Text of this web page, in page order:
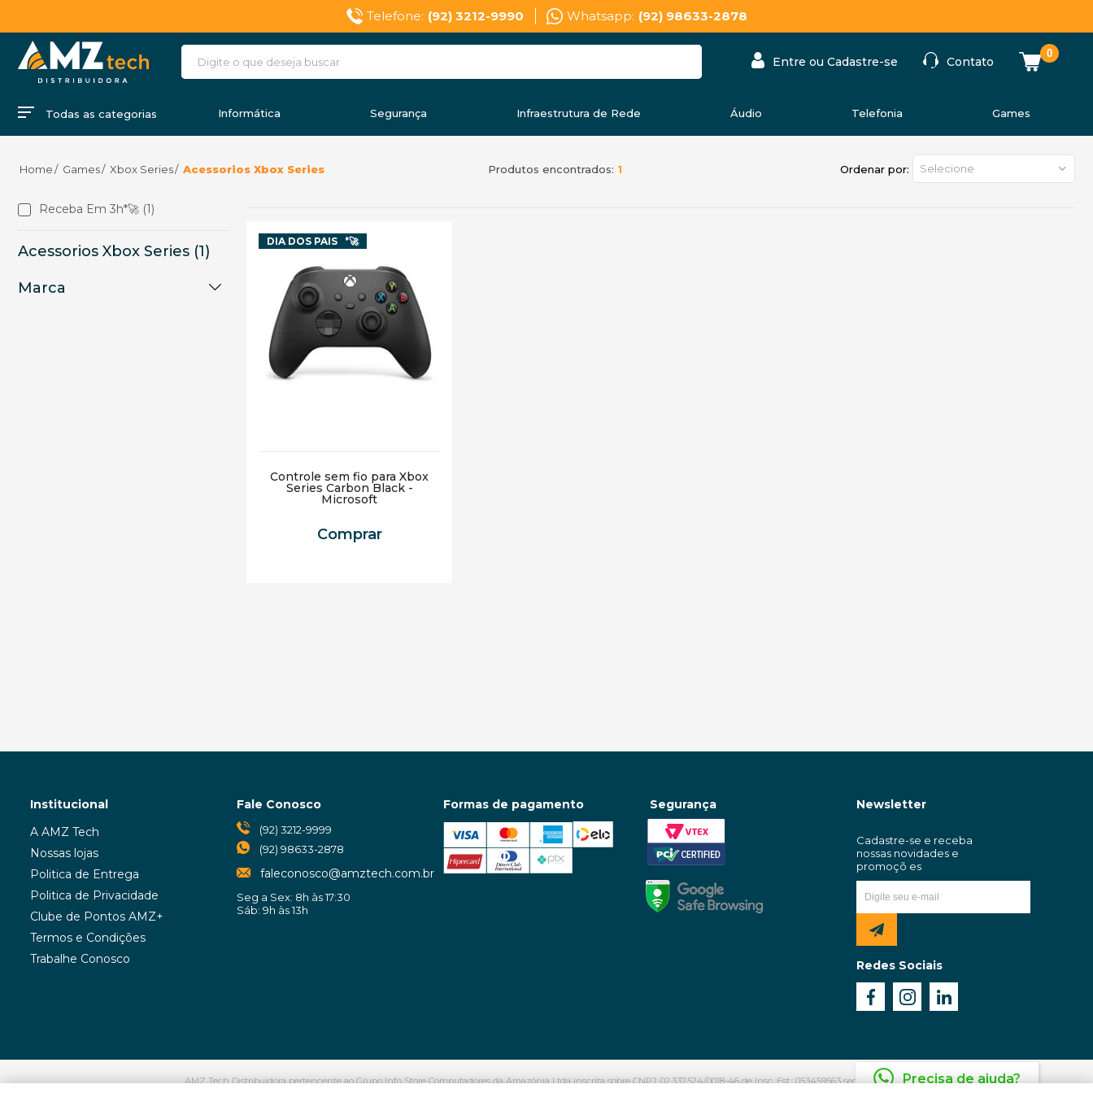
Telefone: (92) 3212-9990 Whatsapp: (92) 98633-2878
Entre ou Cadastre-se Contato
0
Todas as categorias Informática Segurança Infraestrutura de Rede Áudio Telefonia Games
Games Xbox Series Acessorios Xbox Series Produtos encontrados: 1 Ordenar por: Selecione
Receba Em 3h*🚀 (1)
Acessorios Xbox Series (1)
Marca
Receba em 3h*🚀
DIA DOS PAIS
Controle sem fio para Xbox
Series Carbon Black -
Microsoft
Comprar
Institucional
A AMZ Tech
Nossas lojas
Politica de Entrega
Politica de Privacidade
Clube de Pontos AMZ+
Termos e Condições
Trabalhe Conosco
Fale Conosco
(92) 3212-9999
(92) 98633-2878
faleconosco@amztech.com.br
Seg a Sex: 8h às 17:30
Sáb: 9h às 13h
Formas de pagamento Segurança Newsletter
Redes Sociais
AMZ Tech Distribuidora pertencente ao Grupo Info Store Computadores da Amazônia Ltda inscrita sobre CNPJ: 02.337.524/0018-46 de Insc. Est.: 053459563 sediada na RuaPrecisa de ajuda?